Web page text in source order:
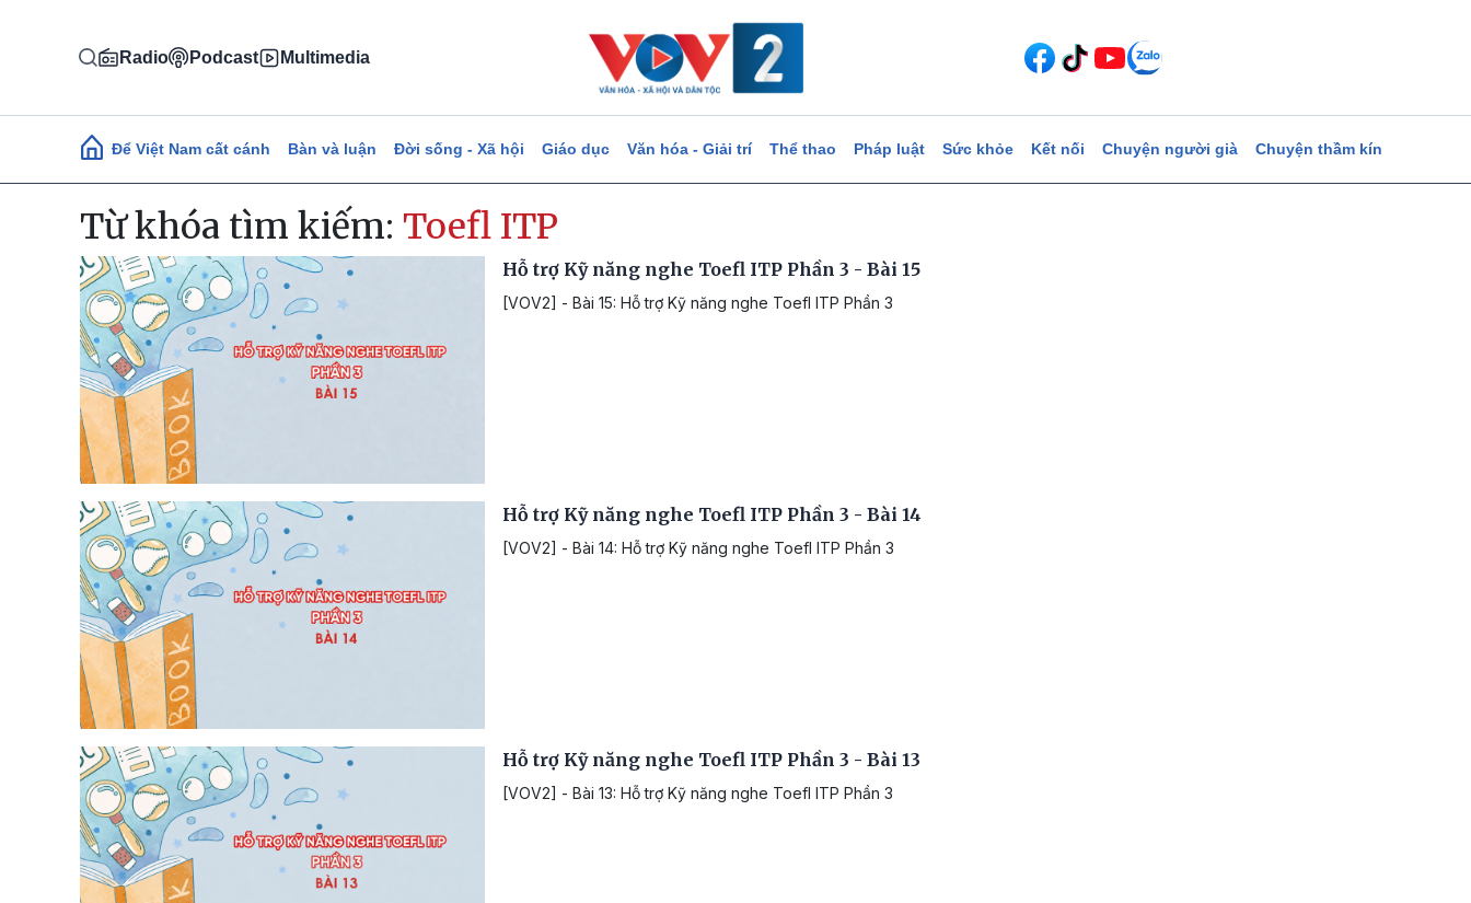
Radio Podcast Multimedia
Main navigation
Để Việt Nam cất cánh Bàn và luận Đời sống - Xã hội Giáo dục Văn hóa - Giải trí Thể thao Pháp luật Sức khỏe Kết nối Chuyện người già Chuyện thầm kín
Từ khóa tìm kiếm: Toefl ITP
Hỗ trợ Kỹ năng nghe Toefl ITP Phần 3 - Bài 15
[VOV2] - Bài 15: Hỗ trợ Kỹ năng nghe Toefl ITP Phần 3
Hỗ trợ Kỹ năng nghe Toefl ITP Phần 3 - Bài 14
[VOV2] - Bài 14: Hỗ trợ Kỹ năng nghe Toefl ITP Phần 3
Hỗ trợ Kỹ năng nghe Toefl ITP Phần 3 - Bài 13
[VOV2] - Bài 13: Hỗ trợ Kỹ năng nghe Toefl ITP Phần 3